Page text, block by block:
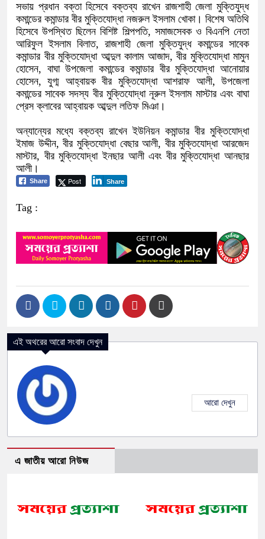
সভায় প্রধান বক্তা হিসেবে বক্তব্য রাখেন রাজশাহী জেলা মুক্তিযুদ্ধ
কমান্ডের কমান্ডার বীর মুক্তিযোদ্ধা নজরুল ইসলাম খোকা। বিশেষ অতিথি
হিসেবে উপস্থিত ছিলেন বিশিষ্ট শিল্পপতি, সমাজসেবক ও বিএনপি নেতা
আরিফুল ইসলাম বিলাত, রাজশাহী জেলা মুক্তিযুদ্ধ কমান্ডের সাবেক
কমান্ডার বীর মুক্তিযোদ্ধা আব্দুল কালাম আজাদ, বীর মুক্তিযোদ্ধা মামুন
হোসেন, বাঘা উপজেলা কমান্ডের কমান্ডার বীর মুক্তিযোদ্ধা আনোয়ার
হোসেন, যুগ্ম আহ্বায়ক বীর মুক্তিযোদ্ধা আশরাফ আলী, উপজেলা
কমান্ডের সাবেক সদস্য বীর মুক্তিযোদ্ধা নূরুল ইসলাম মাস্টার এবং বাঘা
প্রেস ক্লাবের আহ্বায়ক আব্দুল লতিফ মিঞা।
অন্যান্যের মধ্যে বক্তব্য রাখেন ইউনিয়ন কমান্ডার বীর মুক্তিযোদ্ধা
ইমাজ উদ্দীন, বীর মুক্তিযোদ্ধা বেছার আলী, বীর মুক্তিযোদ্ধা আরজেদ
মাস্টার, বীর মুক্তিযোদ্ধা ইনছার আলী এবং বীর মুক্তিযোদ্ধা আনছার
আলী।
Share Post Share
Tag :
এই অথরের আরো সংবাদ দেখুন
আরো দেখুন
এ জাতীয় আরো নিউজ